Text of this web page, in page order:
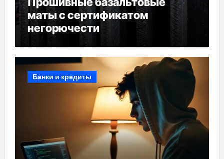
маты с сертификатом
негорючести
Банки и кредиты